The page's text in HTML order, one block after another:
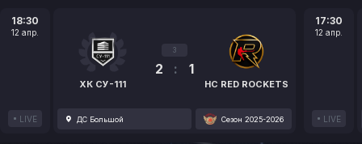
18:30
12 апр.
LIVE
ХК СУ-111
3
2 : 1
HC RED ROCKETS
ДС Большой Сезон 2025-2026
17:30
12 апр.
LIVE